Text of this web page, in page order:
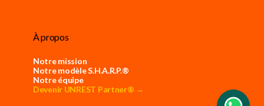
À propos
Notre mission
Notre modèle S.H.A.R.P.®
Notre équipe
Devenir UNREST Partner® →